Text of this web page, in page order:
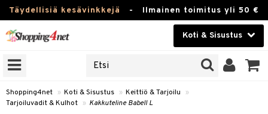
Täydellisiä kesävinkkejä - Ilmainen toimitus yli 50 €
Koti & Sisustus
Kauneudenhoito
Piilolinssit
Shopping4net » Koti & Sisustus » Keittiö & Tarjoilu
»
Tarjoiluvadit & Kulhot » Kakkuteline Babell L